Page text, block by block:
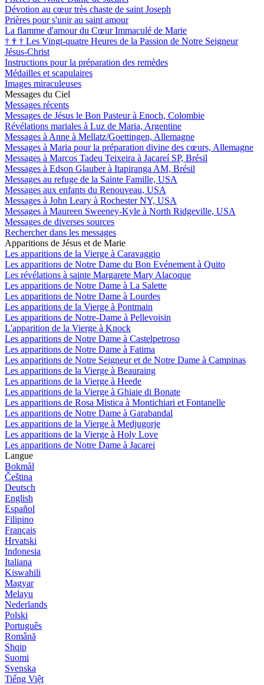
Dévotion au cœur très chaste de saint Joseph
Prières pour s'unir au saint amour
La flamme d'amour du Cœur Immaculé de Marie
† † † Les Vingt-quatre Heures de la Passion de Notre Seigneur
Jésus-Christ
Instructions pour la préparation des remèdes
Médailles et scapulaires
Images miraculeuses
Messages du Ciel
Messages récents
Messages de Jésus le Bon Pasteur à Enoch, Colombie
Révélations mariales à Luz de Maria, Argentine
Messages à Anne à Mellatz/Goettingen, Allemagne
Messages à Maria pour la préparation divine des cœurs, Allemagne
Messages à Marcos Tadeu Teixeira à Jacareí SP, Brésil
Messages à Edson Glauber à Itapiranga AM, Brésil
Messages au refuge de la Sainte Famille, USA
Messages aux enfants du Renouveau, USA
Messages à John Leary à Rochester NY, USA
Messages à Maureen Sweeney-Kyle à North Ridgeville, USA
Messages de diverses sources
Rechercher dans les messages
Apparitions de Jésus et de Marie
Les apparitions de la Vierge à Caravaggio
Les apparitions de Notre Dame du Bon Evénement à Quito
Les révélations à sainte Margarete Mary Alacoque
Les apparitions de Notre Dame à La Salette
Les apparitions de Notre Dame à Lourdes
Les apparitions de la Vierge à Pontmain
Les apparitions de Notre-Dame à Pellevoisin
L'apparition de la Vierge à Knock
Les apparitions de Notre Dame à Castelpetroso
Les apparitions de Notre Dame à Fatima
Les apparitions de Notre Seigneur et de Notre Dame à Campinas
Les apparitions de la Vierge à Beauraing
Les apparitions de la Vierge à Heede
Les apparitions de la Vierge à Ghiaie di Bonate
Les apparitions de Rosa Mistica à Montichiari et Fontanelle
Les apparitions de Notre Dame à Garabandal
Les apparitions de la Vierge à Medjugorje
Les apparitions de la Vierge à Holy Love
Les apparitions de Notre Dame à Jacarei
Langue
Bokmål
Čeština
Deutsch
English
Español
Filipino
Français
Hrvatski
Indonesia
Italiana
Kiswahili
Magyar
Melayu
Nederlands
Polski
Português
Română
Shqip
Suomi
Svenska
Tiếng Việt